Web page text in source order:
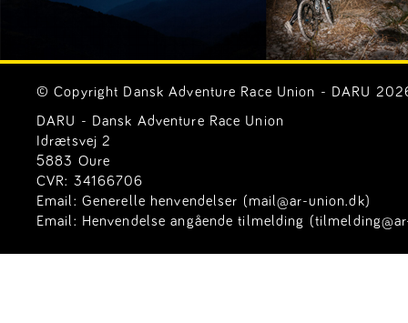
© Copyright Dansk Adventure Race Union - DARU
DARU - Dansk Adventure Race Union
Idrætsvej 2
5883 Oure
CVR: 34166706
Email: Generelle henvendelser (mail@ar-union.dk)
Email: Henvendelse angående tilmelding